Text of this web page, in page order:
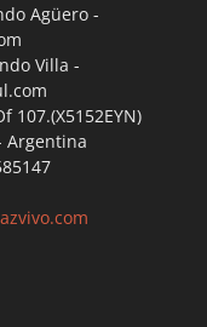
Agüero -
Villa -
107.(X5152EYN)
Argentina